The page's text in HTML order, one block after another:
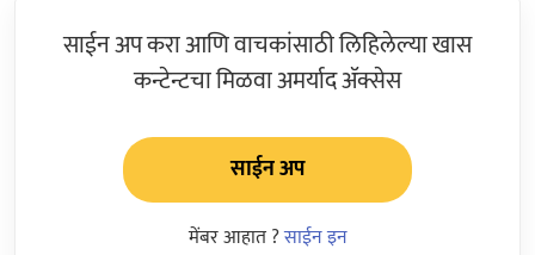
साईन अप करा आणि वाचकांसाठी लिहिलेल्या खास
कन्टेन्टचा मिळवा अमर्याद ॲक्सेस
साईन अप
मेंबर आहात ?साईन इन